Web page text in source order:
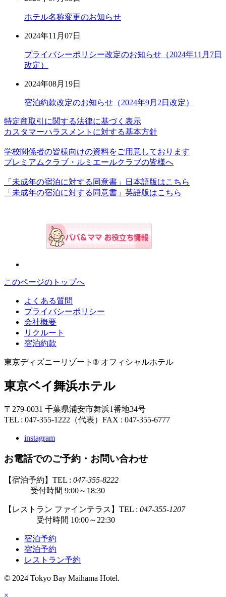
ホテル名称変更のお知らせ
2024年11月07日
プライバシーポリシー改定のお知らせ（2024年11月7日
改定）
2024年08月19日
宿泊約款改定のお知らせ（2024年9月2日改定）
特定商取引に関する法律に基づく表示
カスタマーハラスメントに対する基本方針
学校関係者の皆様向けの資料をご用意しております
プレミアムクラブ・ルミエールクラブの皆様へ
「未成年の宿泊に対する同意書」日本語版はこちら
「未成年の宿泊に対する同意書」英語版はこちら
このページのトップへ
よくある質問
プライバシーポリシー
会社概要
リクルート
宿泊約款
東京ディズニーリゾート® オフィシャルホテル
東京ベイ舞浜ホテル
〒279-0031 千葉県浦安市舞浜1番地34号
TEL : 047-355-1222（代表） FAX : 047-355-6777
instagram
お電話でのご予約・お問い合わせ
【宿泊予約】TEL : 047-355-8222
受付時間 9:00～18:30
【レストラン ファインテラス】TEL : 047-355-1207
受付時間 10:00～22:30
宿泊予約
宿泊予約
レストラン予約
© 2024 Tokyo Bay Maihama Hotel.
×